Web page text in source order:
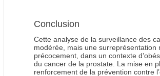
Conclusion
Cette analyse de la surveillance des
modérée, mais une
précocement, dans un contexte
du cancer de la prostate. La mise en
renforcement de la prévention contre